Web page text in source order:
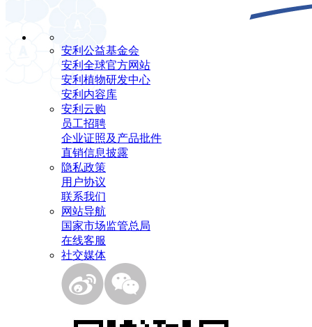
安利公益基金会
安利全球官方网站
安利植物研发中心
安利内容库
安利云购
员工招聘
企业证照及产品批件
直销信息披露
隐私政策
用户协议
联系我们
网站导航
国家市场监管总局
在线客服
社交媒体